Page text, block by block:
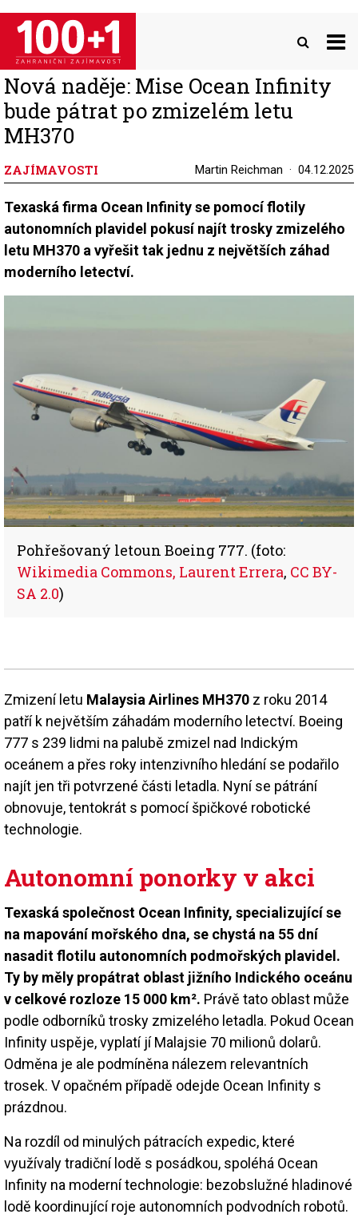
Přejít
hlavnímu
obsahu
Nová naděje: Mise Ocean Infinity
bude pátrat po zmizelém letu
MH370
ZAJÍMAVOSTI Martin Reichman 04.12.2025
Texaská firma Ocean Infinity se pomocí flotily
autonomních plavidel pokusí najít trosky zmizelého
letu MH370 a vyřešit tak jednu z největších záhad
moderního letectví.
Pohřešovaný letoun Boeing 777. (foto:
Wikimedia Commons, Laurent Errera, CC BY-
SA 2.0)
Zmizení letu Malaysia Airlines MH370 z roku 2014
patří k největším záhadám moderního letectví. Boeing
777 s 239 lidmi na palubě zmizel nad Indickým
oceánem a přes roky intenzivního hledání se podařilo
najít jen tři potvrzené části letadla. Nyní se pátrání
obnovuje, tentokrát s pomocí špičkové robotické
technologie.
Autonomní ponorky v akci
Texaská společnost Ocean Infinity, specializující se
na mapování mořského dna, se chystá na 55 dní
nasadit flotilu autonomních podmořských plavidel.
Ty by měly propátrat oblast jižního Indického oceánu
v celkové rozloze 15 000 km². Právě tato oblast může
podle odborníků trosky zmizelého letadla. Pokud Ocean
Infinity uspěje, vyplatí jí Malajsie 70 milionů dolarů.
Odměna je ale podmíněna nálezem relevantních
trosek. V opačném případě odejde Ocean Infinity s
prázdnou.
Na rozdíl od minulých pátracích expedic, které
využívaly tradiční lodě s posádkou, spoléhá Ocean
Infinity na moderní technologie: bezobslužné hladinové
lodě koordinující roje autonomních podvodních robotů.